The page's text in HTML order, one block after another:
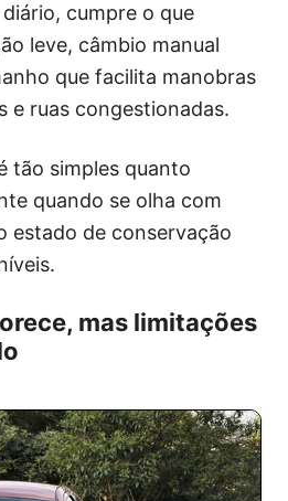
cumpre o que
leve, câmbio manual
que facilita manobras
e ruas congestionadas.
tão simples quanto
quando se olha com
estado de conservação
mas limitações